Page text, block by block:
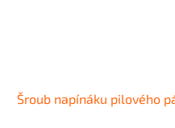
Šroub napínáku pilového